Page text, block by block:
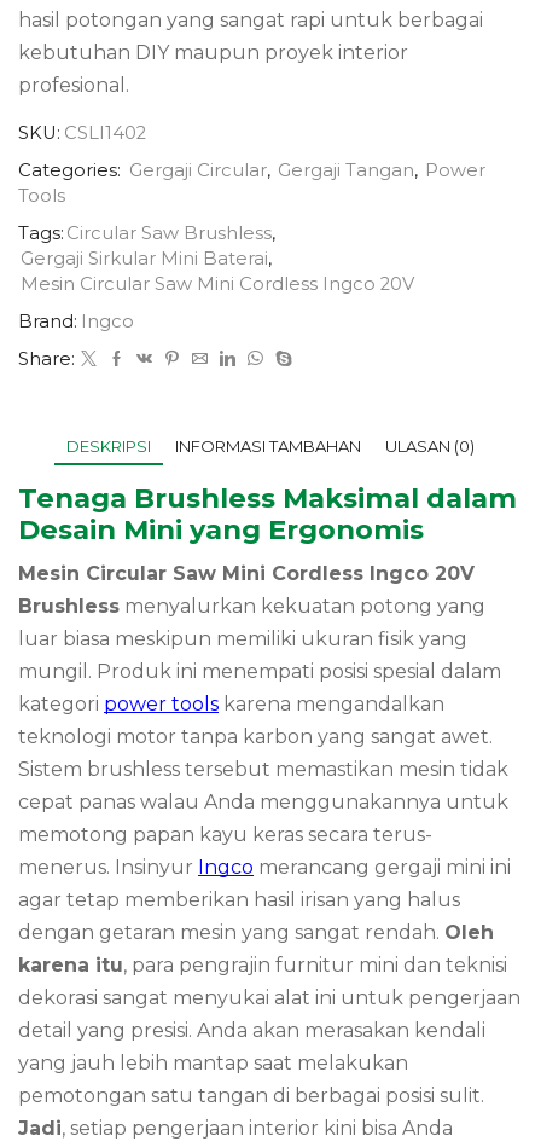
hasil potongan yang sangat rapi untuk berbagai
kebutuhan DIY maupun proyek interior
profesional.
SKU: CSLI1402
Categories: Gergaji Circular, Gergaji Tangan, Power
Tools
Tags: Circular Saw Brushless,
Gergaji Sirkular Mini Baterai,
Mesin Circular Saw Mini Cordless Ingco 20V
Brand: Ingco
Share:
DESKRIPSI INFORMASI TAMBAHAN ULASAN (0)
Tenaga Brushless Maksimal dalam
Desain Mini yang Ergonomis
Mesin Circular Saw Mini Cordless Ingco 20V
Brushless menyalurkan kekuatan potong yang
luar biasa meskipun memiliki ukuran fisik yang
mungil. Produk ini menempati posisi spesial dalam
kategori power tools karena mengandalkan
teknologi motor tanpa karbon yang sangat awet.
Sistem brushless tersebut memastikan mesin tidak
cepat panas walau Anda menggunakannya untuk
memotong papan kayu keras secara terus-
menerus. Insinyur Ingco merancang gergaji mini ini
agar tetap memberikan hasil irisan yang halus
dengan getaran mesin yang sangat rendah. Oleh
karena itu, para pengrajin furnitur mini dan teknisi
dekorasi sangat menyukai alat ini untuk pengerjaan
detail yang presisi. Anda akan merasakan kendali
yang jauh lebih mantap saat melakukan
pemotongan satu tangan di berbagai posisi sulit.
Jadi, setiap pengerjaan interior kini bisa Anda